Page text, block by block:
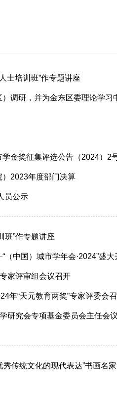
士培训班”作专题讲座
调研，并为金东区委理论学习
金奖征集评选公告（2024）2
2023年度部门决算
员公示
班”作专题讲座
中国）城市学年会·2024”盛大
家评审组会议召开
年“天元教育两奖”专家评委会
研究会专项基金委员会主任会
传统文化的现代表达”书画名